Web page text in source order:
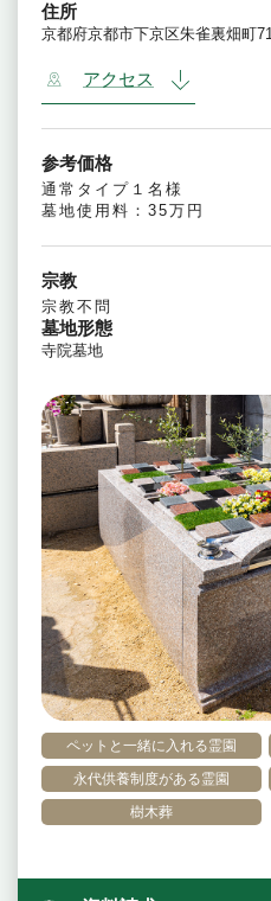
ペットと一緒に入れる霊園
永代供養制度がある霊園
樹木葬
住所
京都府京都市下京区朱雀裏畑町71
アクセス
参考価格
通常タイプ１名様
墓地使用料：35万円
宗教
宗教不問
墓地形態
寺院墓地